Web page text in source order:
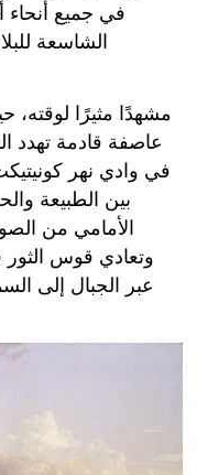
في جميع أنحاء
الشاسعة
عاصفة قادمة تهدد
في وادي نهر
بين الطبيعة
الأمامي من
وتعادي قوس الثور
عبر الجبال إلى